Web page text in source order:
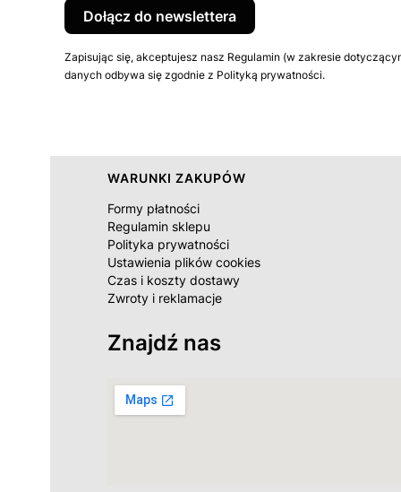
Dołącz do newslettera
Zapisując się, akceptujesz nasz Regulamin (w zakresie
danych odbywa się zgodnie z Polityką prywatności.
Linki w stopce
WARUNKI ZAKUPÓW
Formy płatności
Regulamin sklepu
Polityka prywatności
Ustawienia plików cookies
Czas i koszty dostawy
Zwroty i reklamacje
Znajdź nas